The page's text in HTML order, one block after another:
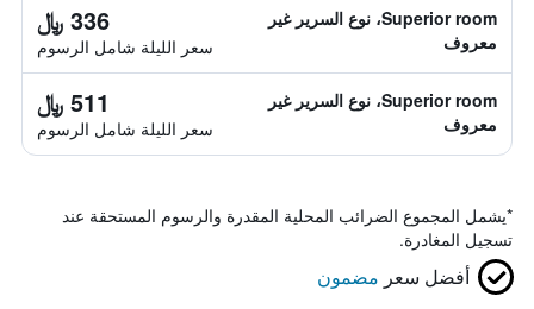
Superior room، نوع السرير غير
معروف
336 ﷼
سعر الليلة شامل الرسوم
Superior room، نوع السرير غير
معروف
511 ﷼
سعر الليلة شامل الرسوم
*يشمل المجموع الضرائب المحلية المقدرة والرسوم المستحقة عند
تسجيل المغادرة.
أفضل سعر مضمون